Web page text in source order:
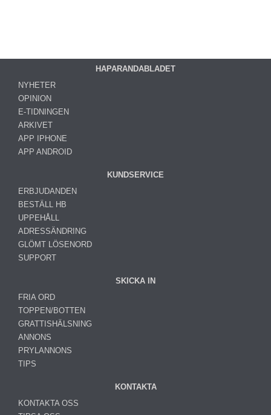
HAPARANDABLADET
NYHETER
OPINION
E-TIDNINGEN
ARKIVET
APP IPHONE
APP ANDROID
KUNDSERVICE
ERBJUDANDEN
BESTÄLL HB
UPPEHÅLL
ADRESSÄNDRING
GLÖMT LÖSENORD
SUPPORT
SKICKA IN
FRIA ORD
TOPPEN/BOTTEN
GRATTISHÄLSNING
ANNONS
PRYLANNONS
TIPS
KONTAKTA
KONTAKTA OSS